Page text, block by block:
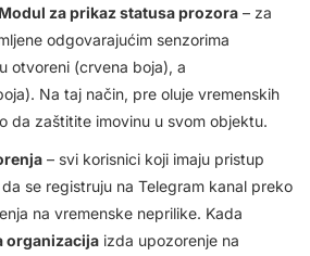
Modul za prikaz statusa prozora – za
odgovarajućim senzorima
otvoreni (crvena boja), a
Na taj način, pre oluje vremenskih
da zaštitite imovinu u svom objektu.
– svi korisnici koji imaju pristup
se registruju na Telegram kanal preko
na vremenske neprilike. Kada
organizacija izda upozorenje na